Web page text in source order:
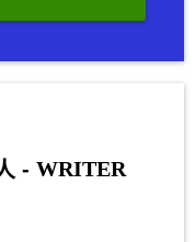
- WRITER